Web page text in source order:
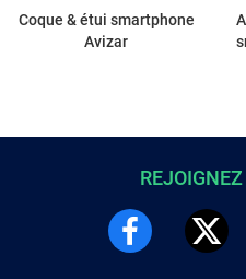
Coque & étui smartphone
Avizar